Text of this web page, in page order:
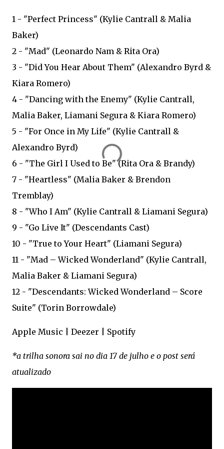
1 - "Perfect Princess" (Kylie Cantrall & Malia
Baker)
2 - "Mad" (Leonardo Nam & Rita Ora)
3 - "Did You Hear About Them" (Alexandro Byrd &
Kiara Romero)
4 - "Dancing with the Enemy" (Kylie Cantrall,
Malia Baker, Liamani Segura & Kiara Romero)
5 - "For Once in My Life" (Kylie Cantrall &
Alexandro Byrd)
6 - "The Girl I Used to Be" (Rita Ora & Brandy)
7 - "Heartless" (Malia Baker & Brendon
Tremblay)
8 - "Who I Am" (Kylie Cantrall & Liamani Segura)
9 - "Go Live It" (Descendants Cast)
10 - "True to Your Heart" (Liamani Segura)
11 - "Mad – Wicked Wonderland" (Kylie Cantrall,
Malia Baker & Liamani Segura)
12 - "Descendants: Wicked Wonderland – Score
Suite" (Torin Borrowdale)
Apple Music | Deezer | Spotify
*a trilha sonora sai no dia 17 de julho e o post será
atualizado